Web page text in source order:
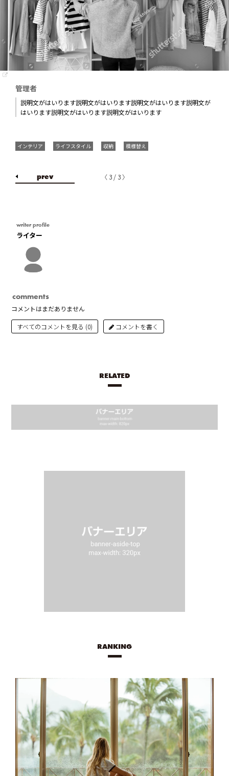
管理者
説明文がはいります説明文がはいります説明文がはいります説明文が
はいります説明文がはいります説明文がはいります
インテリア ライフスタイル 収納 模様替え
prev 〈 3 / 3 〉
writer profile
ライター
comments
コメントはまだありません
すべてのコメントを見る (0) コメントを書く
RELATED
RANKING